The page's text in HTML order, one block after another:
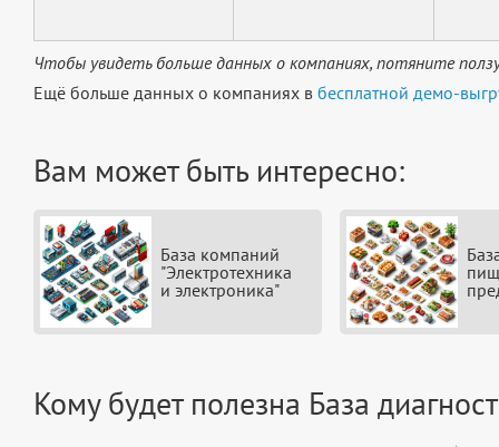
Чтобы увидеть больше данных о компаниях, потяните
Ещё больше данных о компаниях в бесплатной демо-
Вам может быть интересно:
База компаний
"Электротехника
и электроника"
Кому будет полезна База